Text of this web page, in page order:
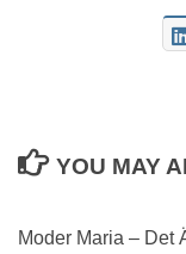
YOU MAY
Moder Maria – Det